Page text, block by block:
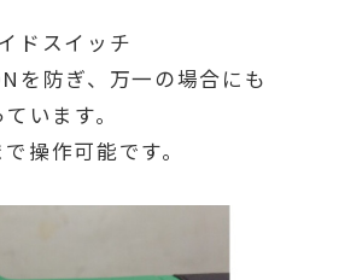
ドスイッチ
を防ぎ、万一の場合にも
います。
操作可能です。